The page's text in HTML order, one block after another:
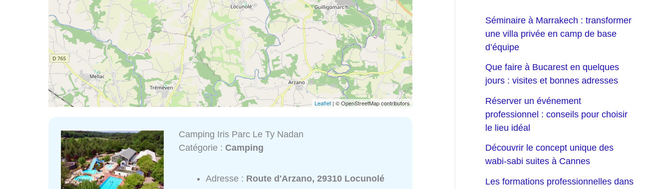
Leaflet | © OpenStreetMap contributors
Camping Iris Parc Le Ty Nadan
Catégorie :Camping
Adresse : Route d'Arzano, 29310 Locunolé
Séminaire à Marrakech : transformer
une villa privée en camp de base
d’équipe
Que faire à Bucarest en quelques
jours : visites et bonnes adresses
Réserver un événement
professionnel : conseils pour choisir
le lieu idéal
Découvrir le concept unique des
wabi-sabi suites à Cannes
Les formations professionnelles dans